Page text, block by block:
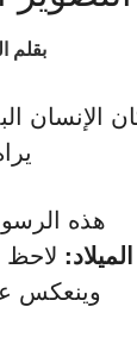
بقلم
الإنسان
هذه
وينعكس